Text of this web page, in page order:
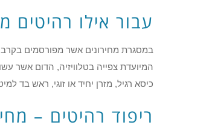
עבור אילו רהיטים
במסגרת מחירונים אשר מפורסמים בקרב
המיועדת צפייה בטלוויזיה, הדום אשר
כיסא רגיל, מזרן יחיד או זוגי, ראש בד
ריפוד רהיטים –